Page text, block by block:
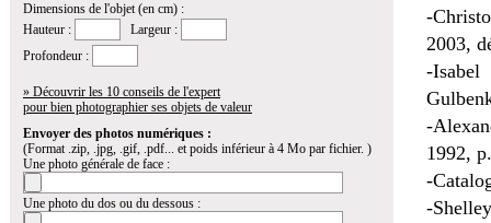
Dimensions de l'objet (en cm) :
Hauteur :
Largeur :
Profondeur :
» Découvrir les 10 conseils de l'expert
pour bien photographier ses objets de valeur
Envoyer des photos numériques :
(Format .zip, .jpg, .gif, .pdf... et poids inférieur à 4 Mo par fichier. )
Une photo générale de face :
Une photo du dos ou du dessous :
-
2003,
-
-
1992,
-
-